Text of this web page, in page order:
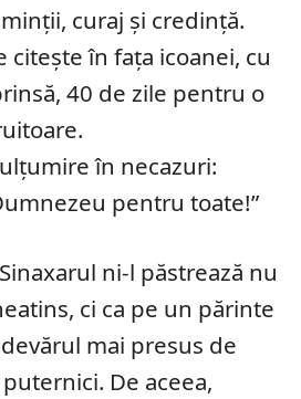
curaj și credință.
citește în fața icoanei, cu
40 de zile pentru o
în necazuri:
pentru toate!”
ni-l păstrează nu
ci ca pe un părinte
mai presus de
De aceea,